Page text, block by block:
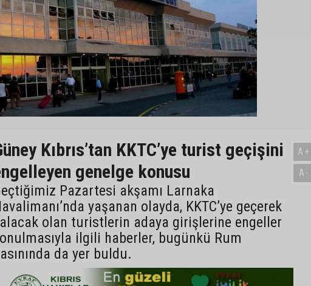
Kıbrıs’tan KKTC’ye turist geçişini
genelge konusu
Pazartesi akşamı Larnaka
yaşanan olayda, KKTC’ye geçerek
olan turistlerin adaya girişlerine engeller
ilgili haberler, bugünkü Rum
da yer buldu.
A+
A-